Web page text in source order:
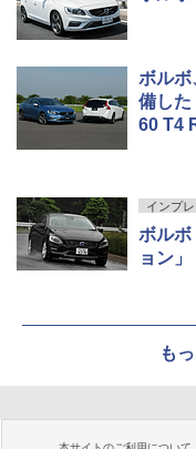
ボルボ
備し
60 T4
インプ
ボルボ
ョン」
も